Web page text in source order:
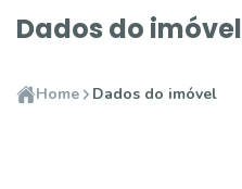
Dados do imóvel
Home Dados do imóvel